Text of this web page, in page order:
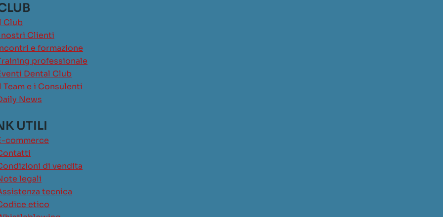
Club
nostri Clienti
e formazione
professionale
Dental Club
Team e i Consulenti
News
UTILI
commerce
di vendita
legali
tecnica
etico